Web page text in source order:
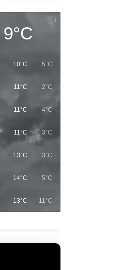
9°C
10°C 5°C
11°C 2°C
11°C 4°C
11°C 3°C
13°C 3°C
14°C 5°C
13°C 11°C